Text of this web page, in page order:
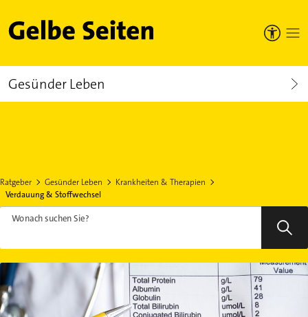
Gelbe Seiten
Gesünder Leben
Ratgeber Gesünder Leben
Krankheiten & Therapien
Verdauung & Stoffwechsel
Wonach suchen Sie?